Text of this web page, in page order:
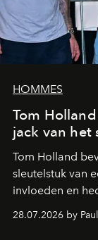
HOMMES
Tom
jack van het
Tom Holland
sleutelstuk van
invloeden en
samenkomen.
28.07.2026 by